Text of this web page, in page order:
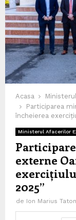
Acasa
Participarea
încheierea
Ministerul Afacerilor
externe
2025”
de Ion Marius